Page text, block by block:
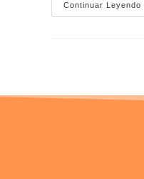
Continuar Leyendo